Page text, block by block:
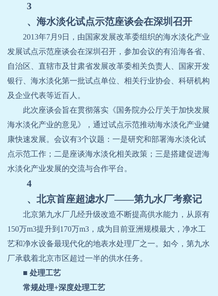
3
、海水淡化试点示范座谈会在深圳召开
2013年7月 9日，由国家发展改革委组织的海水淡化产业
发展试点示范座谈会在深圳召开，参加会议的有沿海各省、
自治区、直辖市及甘肃省发展改革委相关负责人、国家开发
银行、海水淡化第一批试点单位、相关行业协会、科研机构
及企业代表等近百人。
此次座谈会旨在贯彻落实《国务院办公厅关于加快发展
海水淡化产业的意见》，通过试点示范推动海水淡化产业健
康快速发展。会议有3个议题：一是研究和部署海水淡化试
点示范工作；二是座谈海水淡化相关政策；三是搭建促进海
水淡化产业发展的交流与合作平台。
4
、北京首座超滤水厂——第九水厂考察记
北京第九水厂几经升级改造不断提高供水能力，从原有
150万m3提升到 170万m3 ，成为目前亚洲规模最大，净水工
艺和净水设备最现代化的地表水处理厂之一。如今，第九水
厂承载着北京市区超过一半的供水任务。
■ 处理工艺
常规处理+深度处理工艺